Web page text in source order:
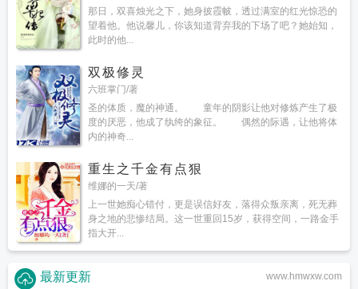
那日，双喜烛光之下，她身披霞帔，透过满室的红光惊恐的
望着他。他说馨儿，你该知道背弃我的下场了吧？她始知，
此时的他...
双极修灵
六班掌门/著
圣的体质，魔的神通。 童年的阴影让他对修炼产生了极
度的厌恶，他成了纨绔的象征。 偶然的际遇，让他将体
内的神奇...
重生之千金有点狠
维娜的一天/著
上一世她痴心错付，更是误信好友，落得众叛亲离，死无葬
身之地的悲惨结局。这一世重回15岁，获得空间，一路金手
指大开...
www.hmwxw.com
最新更新